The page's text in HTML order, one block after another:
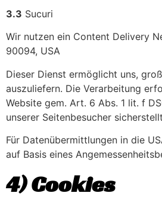
3.3 Sucuri
Wir nutzen ein Content Delivery
90094, USA
Dieser Dienst ermöglicht uns,
auszuliefern. Die Verarbeitung
Website gem. Art. 6 Abs. 1 lit. f
unserer Seitenbesucher
Für Datenübermittlungen in die
auf Basis eines
4) Cookies